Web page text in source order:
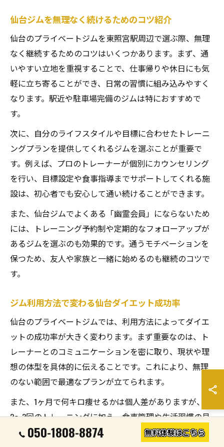
仙台ジムを無理なく続けるためのコツ紹介
仙台のプライベートジムを東照宮駅周辺で選ぶ際、無理
なく継続するためのコツはいくつかあります。まず、通
いやすい立地を重視することで、仕事帰りや休日にも気
軽に立ち寄ることができ、日常の習慣に組み込みやすく
なります。駅近や駐車場完備のジムは特におすすめで
す。
次に、自分のライフスタイルや目標に合わせたトレーニ
ングプランを提供してくれるジムを選ぶことが重要で
す。例えば、プロのトレーナーが個別にカウンセリング
を行い、目標設定や食事指導までサポートしてくれる施
設は、初心者でも安心して通い続けることができます。
また、仙台ジムでよくある「幽霊会員」にならないため
には、トレーニング予約制や定期的なフォローアップが
あるジムを選ぶのも効果的です。通うモチベーションを
保つため、友人や家族と一緒に始めるのも継続のコツで
す。
ジム利用方法で変わる仙台ダイエット成功率
仙台のプライベートジムでは、利用方法によってダイエ
ットの成功率が大きく変わります。まず重要なのは、ト
レーナーとのコミュニケーションを密に取り、現状や理
想の体型を具体的に伝えることです。これにより、無理
のない範囲で最適なプランが立てられます。
また、1ヶ月で何キロ痩せるかは個人差がありますが、週
2〜3回のトレーニングに加え、食事管理や生活習慣の見
直しを組み合わせることで、健康的かつ持続的な減量が
050-1808-8874 無料体験はこちら